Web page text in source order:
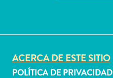
ACERCA DE ESTE SITIO
POLÍTICA DE PRIVACIDAD